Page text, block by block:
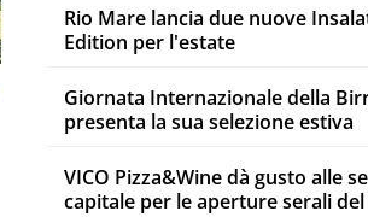
Rio Mare lancia due nuove
Edition per l'estate
Giornata Internazionale della
presenta la sua selezione estiva
VICO Pizza&Wine dà gusto alle
capitale per le aperture serali